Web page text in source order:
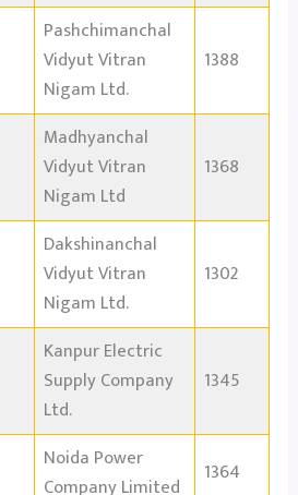
Pashchimanchal
Vidyut Vitran
Nigam Ltd.
1388
Madhyanchal
Vidyut Vitran
Nigam Ltd
1368
Dakshinanchal
Vidyut Vitran
Nigam Ltd.
1302
Kanpur Electric
Supply Company
Ltd.
1345
Noida Power
Company Limited
1364